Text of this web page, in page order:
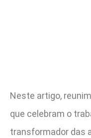
Neste artigo,
que celebram o
transformador das